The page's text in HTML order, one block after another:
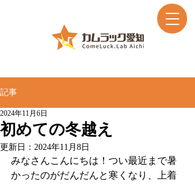
記事
初めての冬越え
2024年11月6日
更新日： 2024年11月8日
みなさんこんにちは！つい最近まで暑
かったのがだんだんと寒くなり、上着